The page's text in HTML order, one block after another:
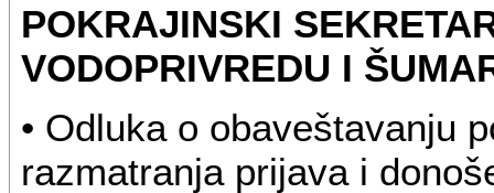
POKRAJINSKI
VODOPRIVREDU I
• Odluka o obaveštavanju
razmatranja prijava i